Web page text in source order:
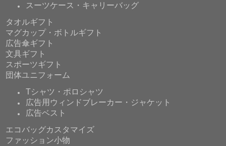
スーツケース・キャリーバッグ
タオルギフト
マグカップ・ボトルギフト
広告傘ギフト
文具ギフト
スポーツギフト
団体ユニフォーム
Tシャツ・ポロシャツ
広告用ウィンドブレーカー・ジャケット
広告ベスト
エコバッグカスタマイズ
ファッション小物